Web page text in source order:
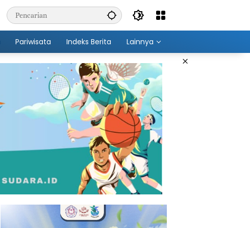
Pariwisata Indeks Berita Lainnya
×